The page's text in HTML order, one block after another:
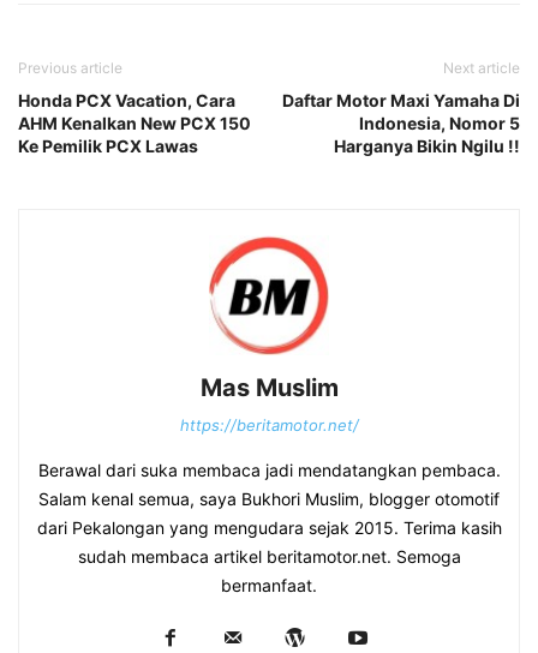
Previous article
Honda PCX Vacation, Cara
AHM Kenalkan New PCX 150
Ke Pemilik PCX Lawas
Next article
Daftar Motor Maxi Yamaha Di
Indonesia, Nomor 5
Harganya Bikin Ngilu !!
Mas Muslim
https://beritamotor.net/
Berawal dari suka membaca jadi mendatangkan pembaca.
Salam kenal semua, saya Bukhori Muslim, blogger otomotif
dari Pekalongan yang mengudara sejak 2015. Terima kasih
sudah membaca artikel beritamotor.net. Semoga
bermanfaat.